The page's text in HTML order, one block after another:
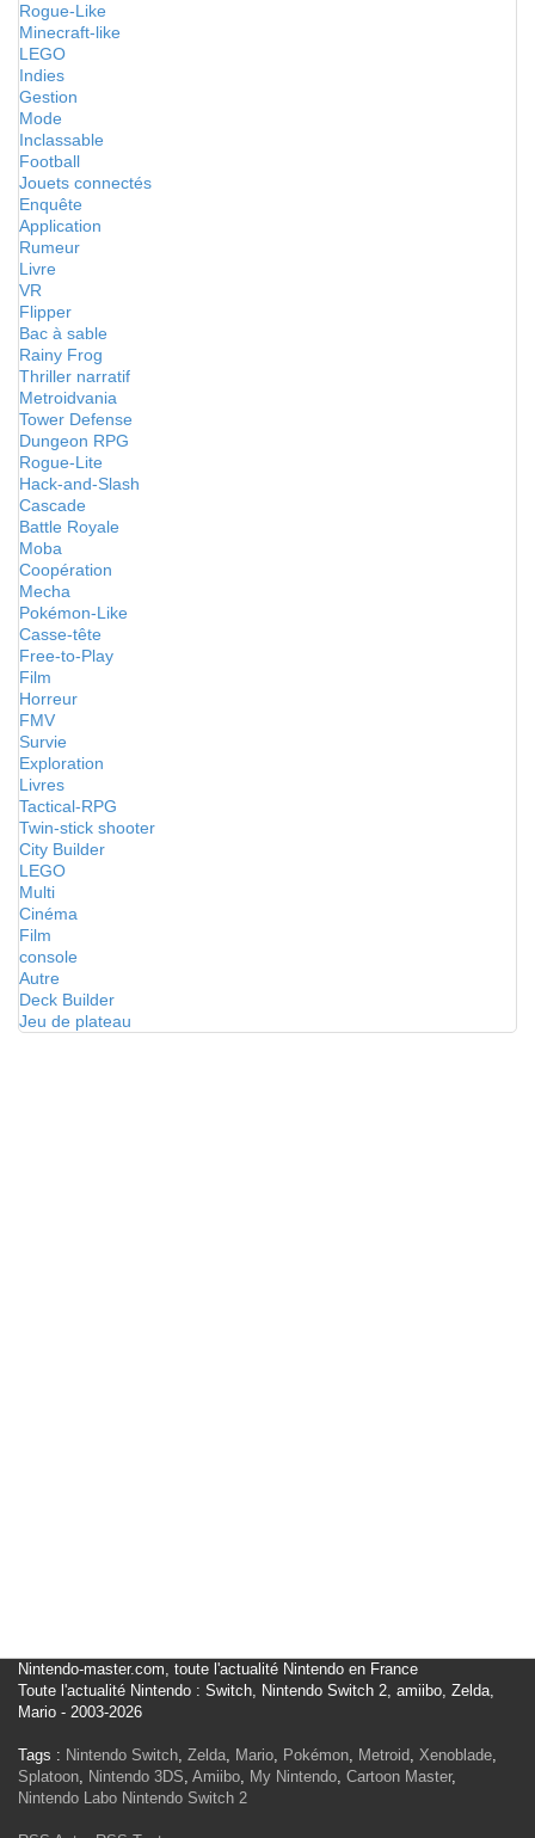
Rogue-Like
Minecraft-like
LEGO
Indies
Gestion
Mode
Inclassable
Football
Jouets connectés
Enquête
Application
Rumeur
Livre
VR
Flipper
Bac à sable
Rainy Frog
Thriller narratif
Metroidvania
Tower Defense
Dungeon RPG
Rogue-Lite
Hack-and-Slash
Cascade
Battle Royale
Moba
Coopération
Mecha
Pokémon-Like
Casse-tête
Free-to-Play
Film
Horreur
FMV
Survie
Exploration
Livres
Tactical-RPG
Twin-stick shooter
City Builder
LEGO
Multi
Cinéma
Film
console
Autre
Deck Builder
Jeu de plateau
Nintendo-master.com, toute l'actualité Nintendo en France
Toute l'actualité Nintendo : Switch, Nintendo Switch 2, amiibo, Zelda,
Mario - 2003-2026
Tags : Nintendo Switch, Zelda, Mario, Pokémon, Metroid, Xenoblade,
Splatoon, Nintendo 3DS, Amiibo, My Nintendo, Cartoon Master,
Nintendo Labo Nintendo Switch 2